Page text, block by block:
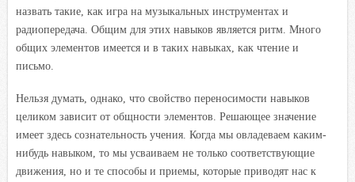
назвать такие, как игра на музыкальных инструментах и
радиопередача. Общим для этих навыков является ритм. Много
общих элементов имеется и в таких навыках, как чтение и
письмо.
Нельзя думать, однако, что свойство переносимости навыков
целиком зависит от общности элементов. Решающее значение
имеет здесь сознательность учения. Когда мы овладеваем каким-
нибудь навыком, то мы усваиваем не только соответствующие
движения, но и те способы и приемы, которые приводят нас к